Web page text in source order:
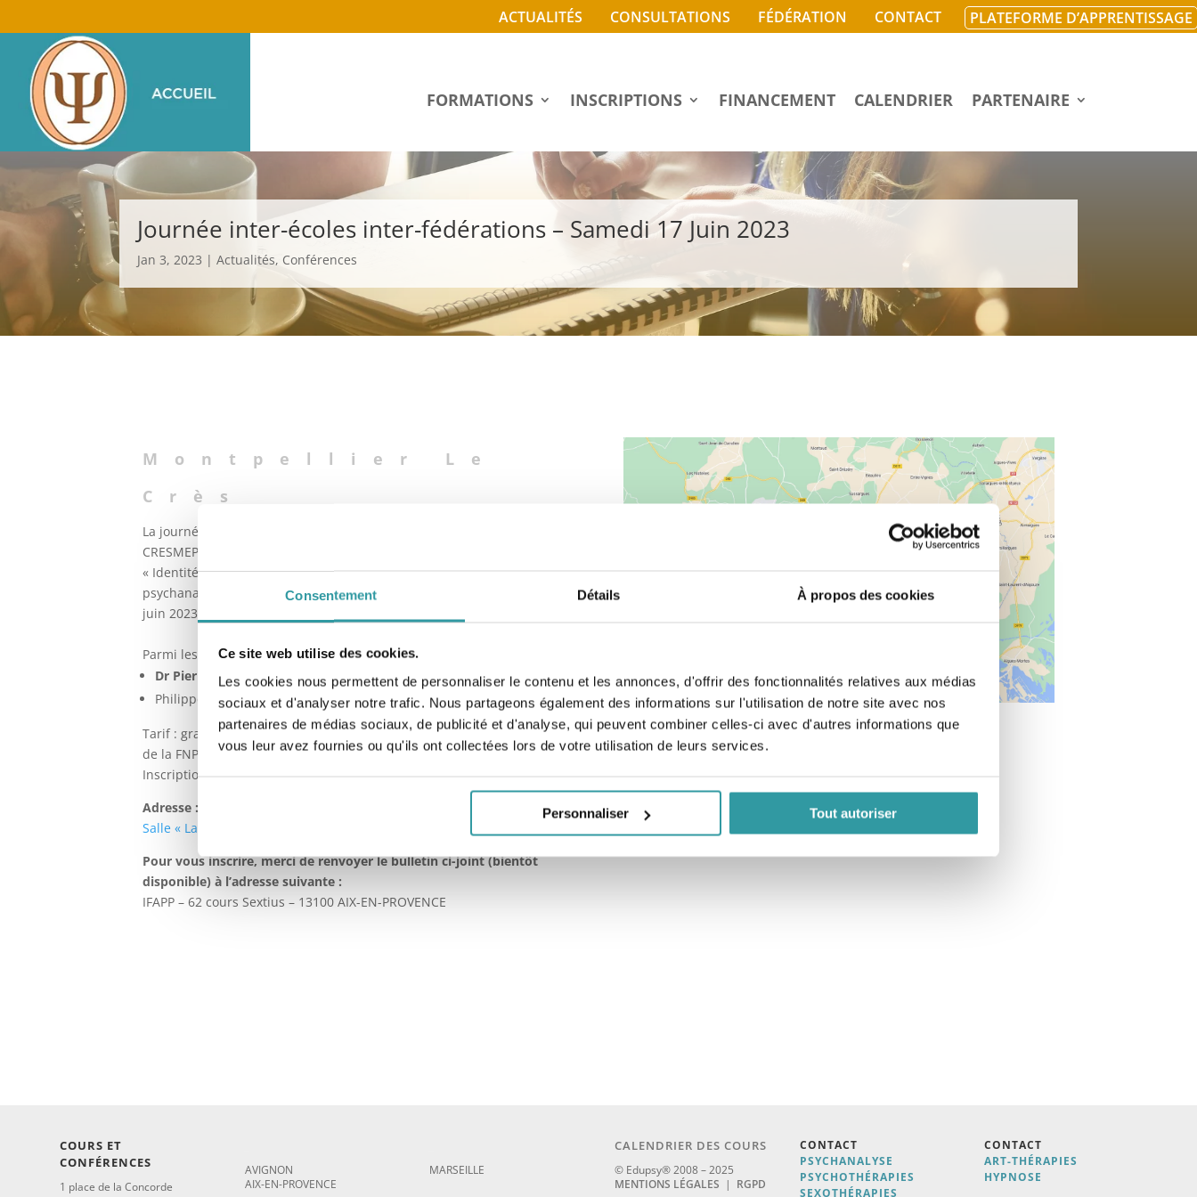
Consentement Détails À propos des cookies
Ce site web utilise des cookies.
Les cookies nous permettent de personnaliser le contenu et les annonces, d'offrir des fonctionnalités relatives aux médias
sociaux et d'analyser notre trafic. Nous partageons également des informations sur l'utilisation de notre site avec nos
partenaires de médias sociaux, de publicité et d'analyse, qui peuvent combiner celles-ci avec d'autres informations que
vous leur avez fournies ou qu'ils ont collectées lors de votre utilisation de leurs services.
Personnaliser Tout autoriser
ACTUALITÉS CONSULTATIONS FÉDÉRATION CONTACT PLATEFORME D’APPRENTISSAGE
FORMATIONS INSCRIPTIONS FINANCEMENT CALENDRIER PARTENAIRE
Journée inter-écoles inter-fédérations – Samedi 17 Juin 2023
Jan 3, 2023 |Actualités, Conférences
Montpellier Le
Crès
La journée inter-écoles inter-fédérations regroupant l’IFAPP, le
CRESMEP, le CEPSYREL, Edupsy, la FNP, et l’ATPR, dont le thème sera
« Identité et Pathologies Auto-immunes », regards croisés en
psychanalyse et psychosomatique relationnelle, aura lieu le Samedi 17
juin 2023.
Parmi les intervenants :
Dr Pierre Boquel, médecin psychosomaticien,directeur du CRESMEP
Philippe Schaller, psychanalyste, directeur de l’IFAPP
Tarif : gratuit pour les étudiants Edupsy et IFAPP et pour les membres
de la FNP
Inscription obligatoire (nombre de places limité)
Adresse :
Salle « La Bulle » – Impasse Alfred de Vigny – 34920 LE CRES
Pour vous inscrire, merci de renvoyer le bulletin ci-joint (bientôt
disponible) à l’adresse suivante :
IFAPP – 62 cours Sextius – 13100 AIX-EN-PROVENCE
COURS ET
CONFÉRENCES
1 place de la Concorde
AVIGNON
AIX-EN-PROVENCE
MARSEILLE
CALENDRIER DES COURS
© Edupsy® 2008 – 2025
MENTIONS LÉGALES | RGPD
CONTACT
PSYCHANALYSE
PSYCHOTHÉRAPIES
SEXOTHÉRAPIES
CONTACT
ART-THÉRAPIES
HYPNOSE